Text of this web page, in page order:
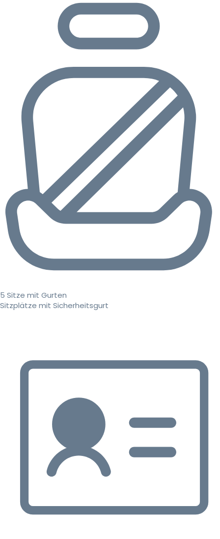
5 Sitze mit Gurten
Sitzplätze mit Sicherheitsgurt